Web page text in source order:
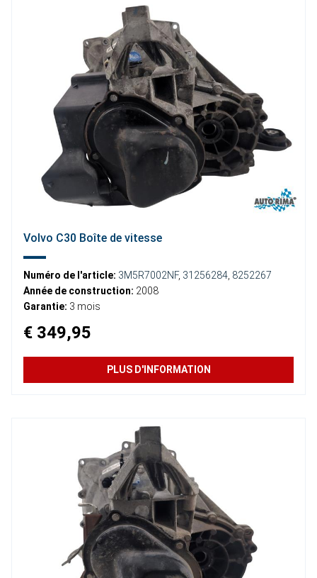
Volvo C30 Boîte de vitesse
Numéro de l'article: 3M5R7002NF, 31256284 8252267
Année de construction: 2008
Garantie: 3 mois
€ 349,95
PLUS D'INFORMATION